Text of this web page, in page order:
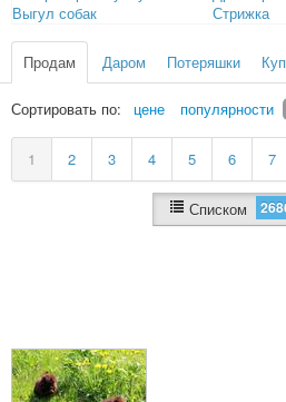
Выгул собак
Стрижка
Продам Даром Потеряшки
Сортировать по: цене популярности
1 2 3 4 5 6 7
Списком